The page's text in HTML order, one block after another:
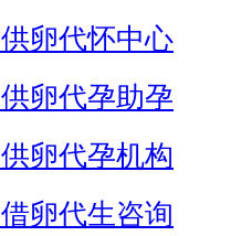
卵代怀中心
卵代孕助孕
卵代孕机构
卵代生咨询